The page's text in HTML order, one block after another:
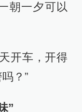
朝一夕可以
开车，开得
？”
”